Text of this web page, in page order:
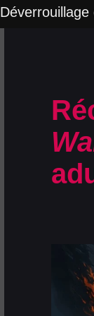
Déverrouillage